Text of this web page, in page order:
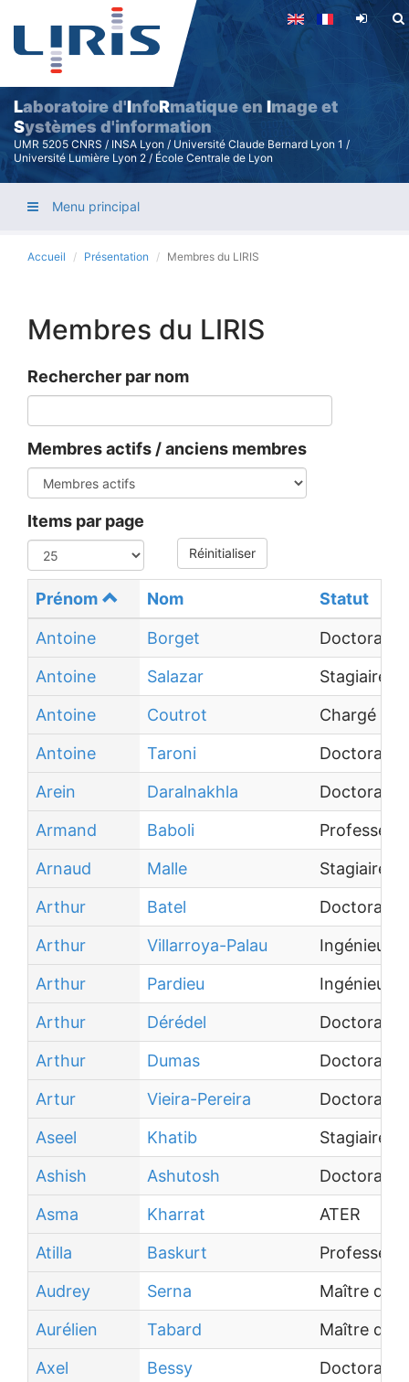
Aller
contenu
principal
Laboratoire d'InfoRmatique en Image et
Systèmes d'information
UMR 5205 CNRS / INSA Lyon / Université Claude Bernard Lyon 1 /
Université Lumière Lyon 2 / École Centrale de Lyon
Menu principal
Accueil Présentation Membres du LIRIS
Membres du LIRIS
Rechercher par nom
Membres actifs / anciens membres
Items par page
Réinitialiser
Prénom Nom Statut
Antoine Borget
Doctorant
Antoine
Salazar
Stagiaire
Antoine
Coutrot
Chargé de
Antoine
Taroni
Doctorant
Arein
Daralnakhla
Doctorant
Armand
Baboli
Professeur
Arnaud
Malle
Stagiaire
Arthur
Batel
Doctorant
Arthur
Villarroya-Palau
Ingénieur
Arthur
Pardieu
Ingénieur
Arthur
Dérédel
Doctorant
Arthur
Dumas
Doctorant
Artur
Vieira-Pereira
Doctorant
Aseel
Khatib
Stagiaire
Ashish
Ashutosh
Doctorant
Asma
Kharrat
ATER
Atilla
Baskurt
Professeur
Audrey
Serna
Maître de
Aurélien
Tabard
Maître de
Axel
Bessy
Doctorant